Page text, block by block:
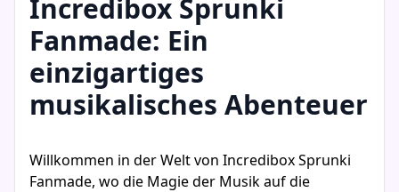
Incredibox Sprunki
Fanmade: Ein
einzigartiges
musikalisches Abenteuer
Willkommen in der Welt von Incredibox Sprunki
Fanmade, wo die Magie der Musik auf die